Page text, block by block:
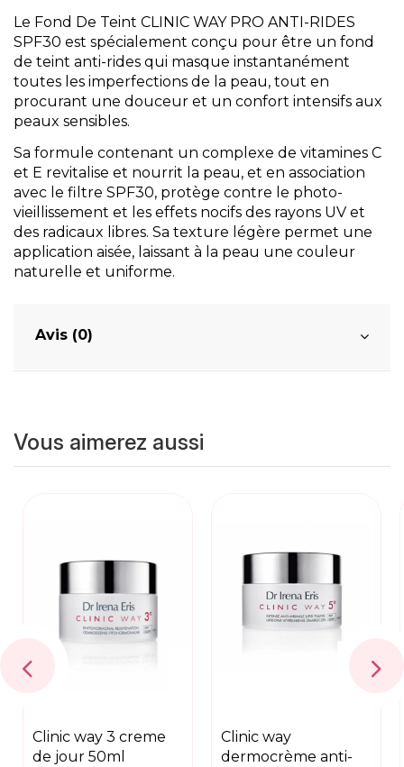
Le Fond De Teint CLINIC WAY PRO ANTI-RIDES
SPF30 est spécialement conçu pour être un fond
de teint anti-rides qui masque instantanément
toutes les imperfections de la peau, tout en
procurant une douceur et un confort intensifs aux
peaux sensibles.
Sa formule contenant un complexe de vitamines C
et E revitalise et nourrit la peau, et en association
avec le filtre SPF30, protège contre le photo-
vieillissement et les effets nocifs des rayons UV et
des radicaux libres. Sa texture légère permet une
application aisée, laissant à la peau une couleur
naturelle et uniforme.
Avis (0)
Vous aimerez aussi
clinic way 3 creme
de jour 50ml
clinic way
dermocrème anti-